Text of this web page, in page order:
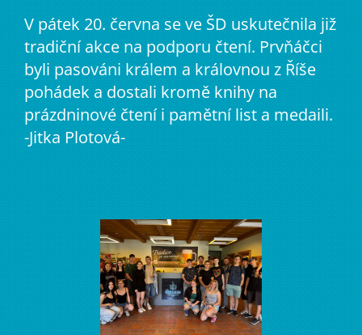
V pátek 20. června se ve ŠD uskutečnila již
tradiční akce na podporu čtení. Prvňáčci
byli pasováni králem a královnou z Říše
pohádek a dostali kromě knihy na
prázdninové čtení i pamětní list a medaili.
-Jitka Plotová-